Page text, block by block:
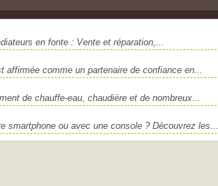
en fonte : Vente et réparation,...
comme un partenaire de confiance en...
de chauffe-eau, chaudière et de nombreux...
smartphone ou avec une console ? Découvrez les...